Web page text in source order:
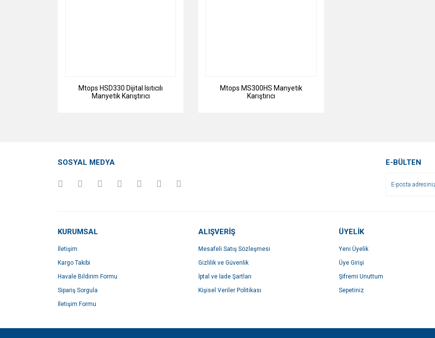
Mtops HSD330 Dijital Isıtıcılı
Manyetik Karıştırıcı
Mtops MS300HS Manyetik
Karıştırıcı
SOSYAL MEDYA E-BÜLTEN
KURUMSAL
İletişim
Kargo Takibi
Havale Bildirim Formu
Sipariş Sorgula
İletişim Formu
ALIŞVERİŞ
Mesafeli Satış Sözleşmesi
Gizlilik ve Güvenlik
İptal ve İade Şartları
Kişisel Veriler Politikası
ÜYELİK
Yeni Üyelik
Üye Girişi
Şifremi Unuttum
Sepetiniz